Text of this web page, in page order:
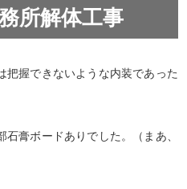
所解体工事
把握できないような内装であった
膏ボードありでした。（まあ、